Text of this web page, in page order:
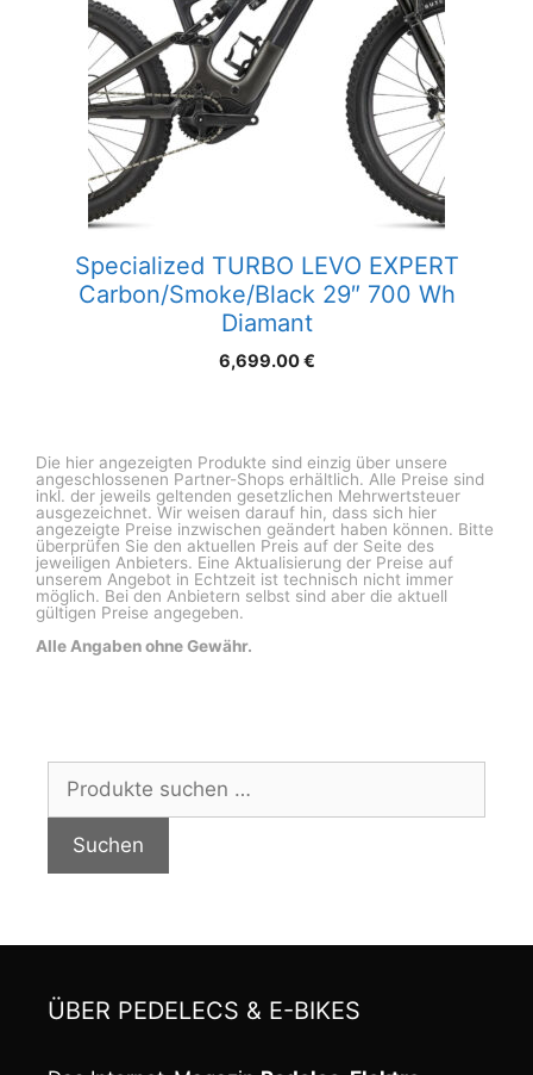
Specialized TURBO LEVO EXPERT
Carbon/Smoke/Black 29″ 700 Wh
Diamant
6,699.00€
Die hier angezeigten Produkte sind einzig über unsere
angeschlossenen Partner-Shops erhältlich. Alle Preise sind
inkl. der jeweils geltenden gesetzlichen Mehrwertsteuer
ausgezeichnet. Wir weisen darauf hin, dass sich hier
angezeigte Preise inzwischen geändert haben können. Bitte
überprüfen Sie den aktuellen Preis auf der Seite des
jeweiligen Anbieters. Eine Aktualisierung der Preise auf
unserem Angebot in Echtzeit ist technisch nicht immer
möglich. Bei den Anbietern selbst sind aber die aktuell
gültigen Preise angegeben.
Alle Angaben ohne Gewähr.
nach:
Suchen
ÜBER PEDELECS & E-BIKES